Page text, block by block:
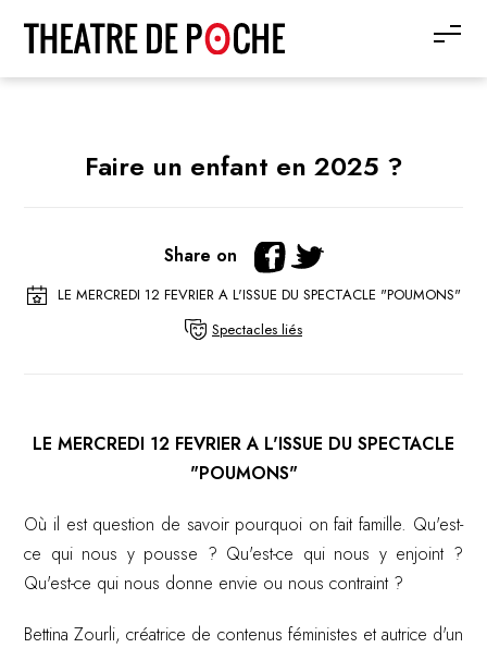
Faire un enfant en 2025 ?
Share on
LE MERCREDI 12 FEVRIER A L'ISSUE DU SPECTACLE "POUMONS"
Spectacles liés
LE MERCREDI 12 FEVRIER A L'ISSUE DU SPECTACLE
"POUMONS"
Où il est question de savoir pourquoi on fait famille. Qu'est-
ce qui nous y pousse ? Qu'est-ce qui nous y enjoint ?
Qu'est-ce qui nous donne envie ou nous contraint ?
Bettina Zourli, créatrice de contenus féministes et autrice d'un